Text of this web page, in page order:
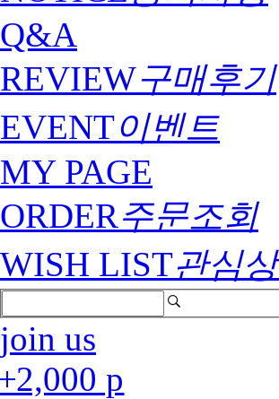
Q&A
REVIEW구매후기
EVENT이벤트
MY PAGE
ORDER주문조회
WISH LIST관심
join us
+2,000 p